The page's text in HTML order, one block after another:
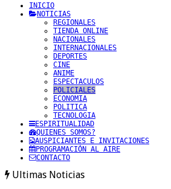
INICIO
NOTICIAS
REGIONALES
TIENDA ONLINE
NACIONALES
INTERNACIONALES
DEPORTES
CINE
ANIME
ESPECTACULOS
POLICIALES
ECONOMIA
POLITICA
TECNOLOGIA
ESPIRITUALIDAD
QUIENES SOMOS?
AUSPICIANTES E INVITACIONES
PROGRAMACIÓN AL AIRE
CONTACTO
Ultimas Noticias